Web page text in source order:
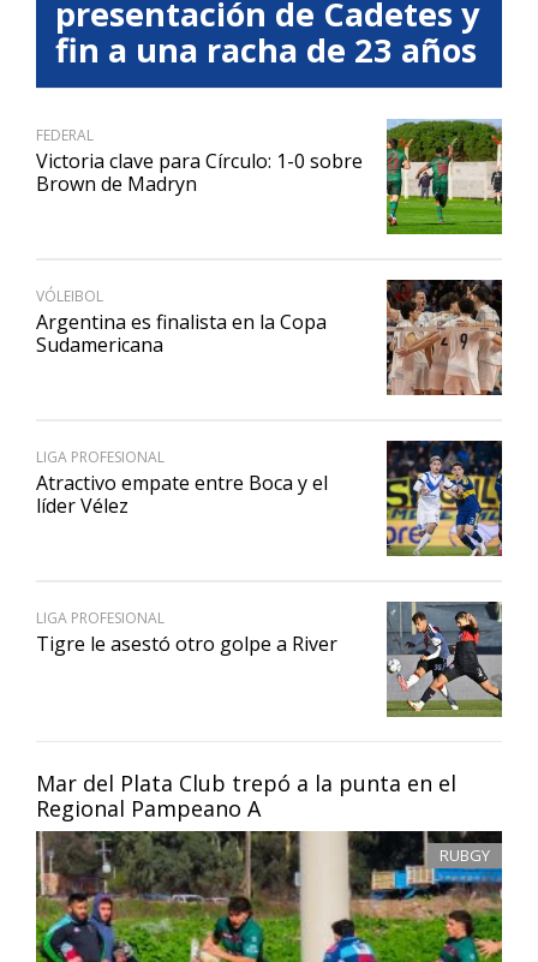
Mar del Plata Club trepó a la punta en el
Regional Pampeano A
RUBGY
presentación de Cadetes y
fin a una racha de 23 años
FEDERAL
Victoria clave para Círculo: 1-0 sobre
Brown de Madryn
VÓLEIBOL
Argentina es finalista en la Copa
Sudamericana
LIGA PROFESIONAL
Atractivo empate entre Boca y el
líder Vélez
LIGA PROFESIONAL
Tigre le asestó otro golpe a River